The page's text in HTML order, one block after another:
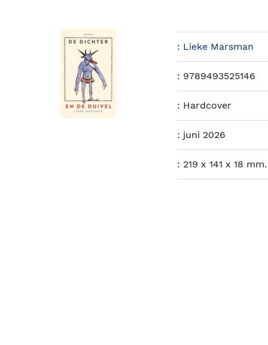
: Lieke Marsman
: 9789493525146
: Hardcover
: juni 2026
: 219 x 141 x 18 mm.